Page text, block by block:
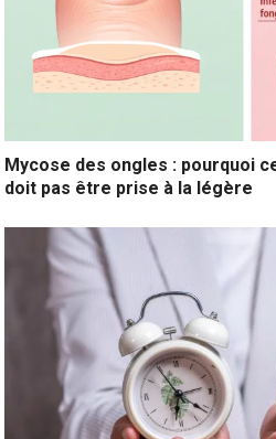
Mycose des ongles : pourquoi
doit pas être prise à la légère